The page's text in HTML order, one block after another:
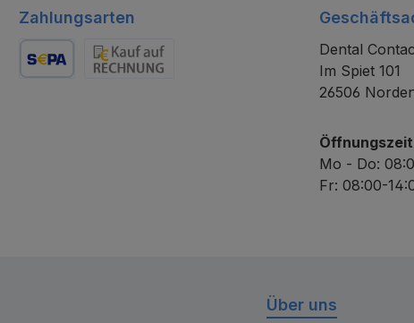
Zahlungsarten
Dental
Im Spiet 101
26506
Mo - Do:
Fr: 08:00-
Über uns